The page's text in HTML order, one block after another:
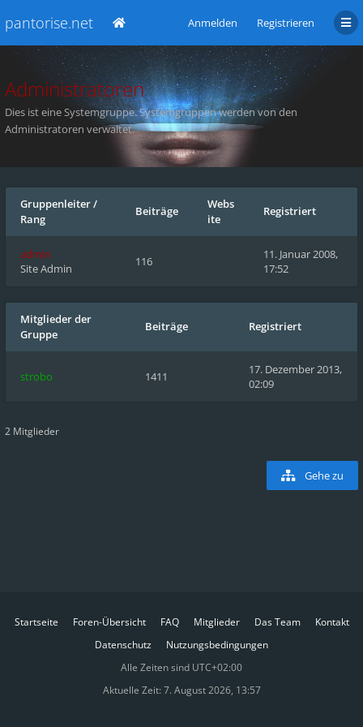
pantorise.net Anmelden Registrieren
Administratoren
Dies ist eine Systemgruppe. Systemgruppen werden von den
Administratoren verwaltet.
Gruppenleiter/
Rang
Beiträge
Webs
ite
Registriert
admin
Site Admin
116
11. Januar 2008,
17:52
Mitglieder der
Gruppe
Beiträge Registriert
strobo 1411
17. Dezember 2013,
02:09
2 Mitglieder
Gehe zu
Startseite Foren-Übersicht FAQ Mitglieder Das Team
Kontakt
Datenschutz
Nutzungsbedingungen
Alle Zeiten sind UTC+02:00
Aktuelle Zeit: 7. August 2026, 13:57